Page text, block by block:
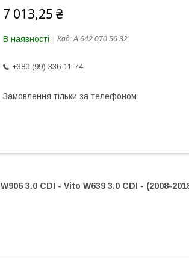
7 013,25 ₴
В наявності Код:A 642 070 56 32
+380 (99) 336-11-74
Замовлення тільки за телефоном
3.0 CDI - Vito W639 3.0 CDI - (2008-